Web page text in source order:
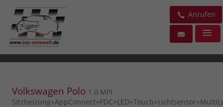
Anrufen
Volkswagen Polo 1.0 MPI